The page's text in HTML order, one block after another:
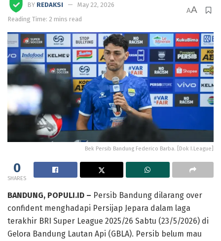
BY REDAKSI
May 22, 2026
Reading Time: 2 mins read
AA
Bek Persib Bandung Federico Barba. [Dok I.League]
0
SHARES
BANDUNG, POPULI.ID – Persib Bandung dilarang over
confident menghadapi Persijap Jepara dalam laga
terakhir BRI Super League 2025/26 Sabtu (23/5/2026) di
Gelora Bandung Lautan Api (GBLA). Persib belum mau